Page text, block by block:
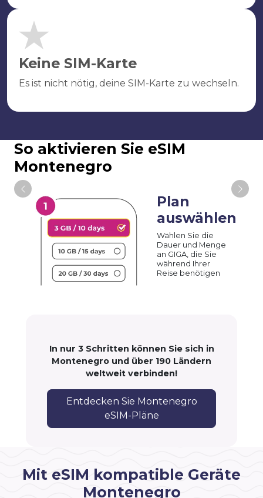
Keine SIM-Karte
Es ist nicht nötig, deine SIM-Karte zu wechseln.
So aktivieren Sie eSIM
Montenegro
Plan
auswählen
Wählen Sie die
Dauer und Menge
an GIGA, die Sie
während Ihrer
Reise benötigen
In nur 3 Schritten können Sie sich in
Montenegro und über 190 Ländern
weltweit verbinden!
Entdecken Sie Montenegro
eSIM-Pläne
Mit eSIM kompatible Geräte
Montenegro